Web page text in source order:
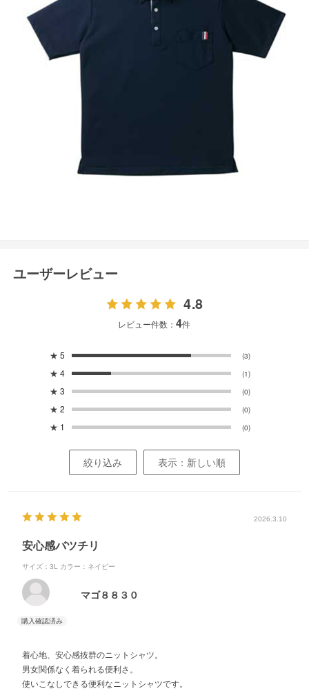
ユーザーレビュー
4.8
レビュー件数：4件
★ 5 (3)
★ 4 (1)
★ 3 (0)
★ 2 (0)
★ 1 (0)
絞り込み 表示：新しい順
2026.3.10
安心感バツチリ
サイズ：3L カラー：ネイビー
マゴ８８３０
着心地、安心感抜群のニットシャツ。
男女関係なく着られる便利さ。
使いこなしできる便利なニットシャツです。